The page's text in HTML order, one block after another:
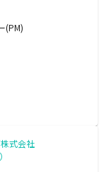
(PM)
式会社